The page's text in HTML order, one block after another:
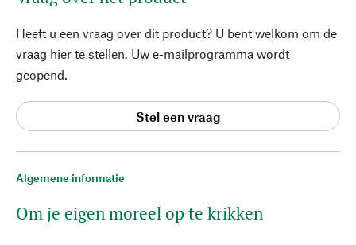
Algemene informatie
Om je eigen moreel op te krikken
Heeft u een vraag over dit product? U bent welkom om de
vraag hier te stellen. Uw e-mailprogramma wordt
geopend.
Stel een vraag